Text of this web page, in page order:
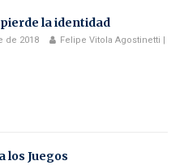
la identidad
de 2018
Felipe Vitola Agostinetti |
los Juegos